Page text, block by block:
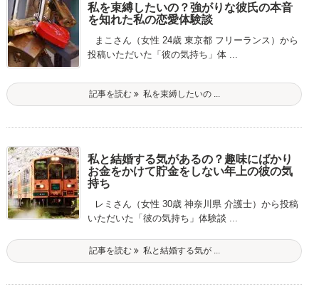
私を束縛したいの？強がりな彼氏の本音
を知れた私の恋愛体験談
まこさん（女性 24歳 東京都 フリーランス）から
投稿いただいた「彼の気持ち」体 ...
記事を読む 私を束縛したいの ...
私と結婚する気があるの？趣味にばかり
お金をかけて貯金をしない年上の彼の気
持ち
レミさん（女性 30歳 神奈川県 介護士）から投稿
いただいた「彼の気持ち」体験談 ...
記事を読む 私と結婚する気が ...